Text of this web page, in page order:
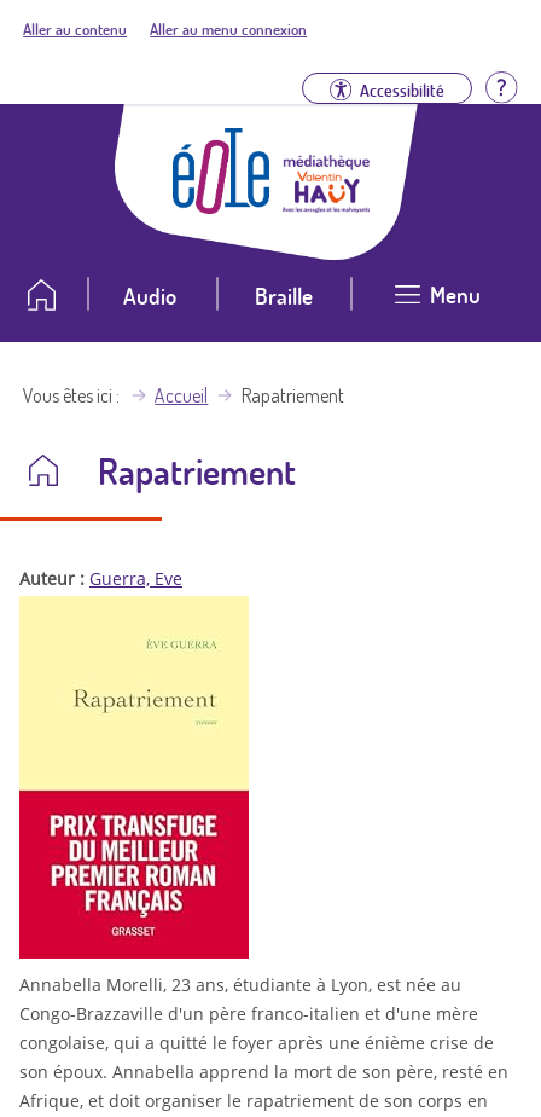
Aller au contenu Aller au menu connexion
Accessibilité
Audio Braille Menu
Vous êtes ici Accueil Rapatriement
Rapatriement
Auteur : Guerra, Eve
Annabella Morelli, 23 ans, étudiante à Lyon, est née au
Congo-Brazzaville d'un père franco-italien et d'une mère
congolaise, qui a quitté le foyer après une énième crise de
son époux. Annabella apprend la mort de son père, resté en
Afrique, et doit organiser le rapatriement de son corps en